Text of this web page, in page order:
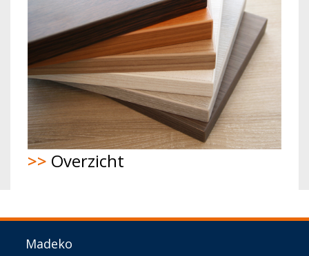
>> Overzicht
Madeko